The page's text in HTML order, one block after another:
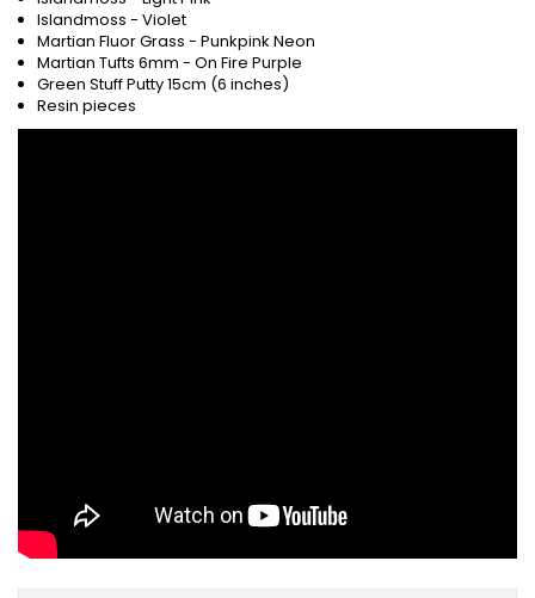
Islandmoss - Violet
Martian Fluor Grass - Punkpink Neon
Martian Tufts 6mm - On Fire Purple
Green Stuff Putty 15cm (6 inches)
Resin pieces